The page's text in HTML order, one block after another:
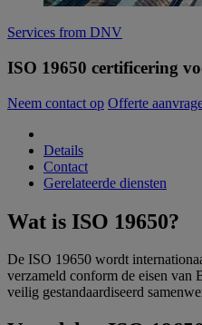
Services from DNV
ISO 19650 certificering
Neem contact op Offerte
Details
Contact
Gerelateerde diensten
Wat is ISO 19650?
De ISO 19650 wordt
verzameld conform de eisen
veilig gestandaardiseerd